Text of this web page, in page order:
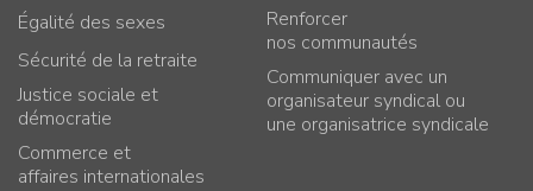
Égalité des sexes
Sécurité de la retraite
Justice sociale et
démocratie
Commerce et
affaires internationales
Renforcer
nos communautés
Communiquer avec un
organisateur syndical ou
une organisatrice syndicale